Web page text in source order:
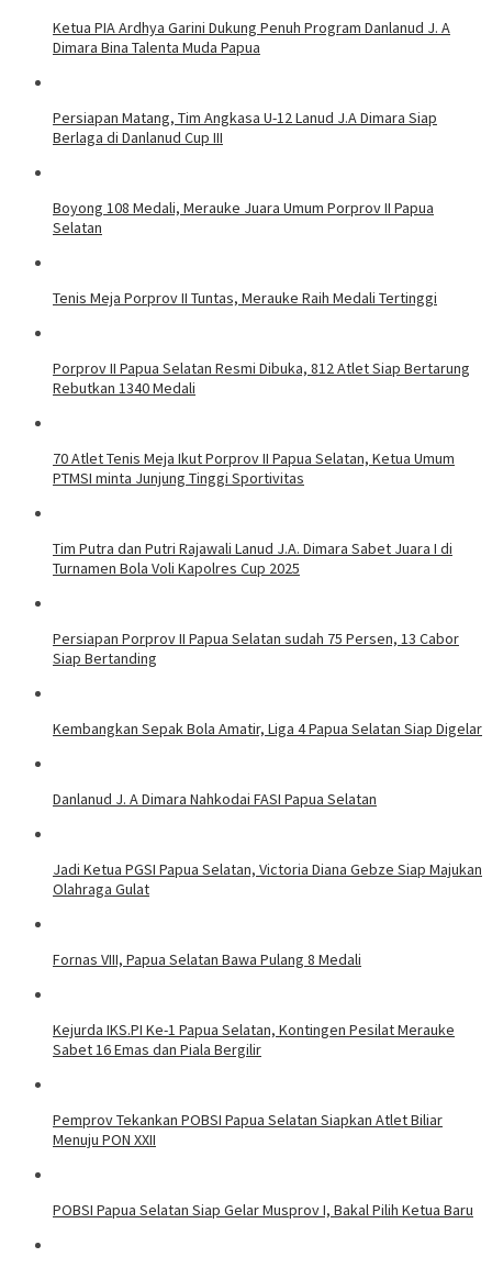
Ketua PIA Ardhya Garini Dukung Penuh Program Danlanud J. A
Dimara Bina Talenta Muda Papua
Persiapan Matang, Tim Angkasa U-12 Lanud J.A Dimara Siap
Berlaga di Danlanud Cup III
Boyong 108 Medali, Merauke Juara Umum Porprov II Papua
Selatan
Tenis Meja Porprov II Tuntas, Merauke Raih Medali Tertinggi
Porprov II Papua Selatan Resmi Dibuka, 812 Atlet Siap Bertarung
Rebutkan 1340 Medali
70 Atlet Tenis Meja Ikut Porprov II Papua Selatan, Ketua Umum
PTMSI minta Junjung Tinggi Sportivitas
Tim Putra dan Putri Rajawali Lanud J.A. Dimara Sabet Juara I di
Turnamen Bola Voli Kapolres Cup 2025
Persiapan Porprov II Papua Selatan sudah 75 Persen, 13 Cabor
Siap Bertanding
Kembangkan Sepak Bola Amatir, Liga 4 Papua Selatan Siap Digelar
Danlanud J. A Dimara Nahkodai FASI Papua Selatan
Jadi Ketua PGSI Papua Selatan, Victoria Diana Gebze Siap Majukan
Olahraga Gulat
Fornas VIII, Papua Selatan Bawa Pulang 8 Medali
Kejurda IKS.PI Ke-1 Papua Selatan, Kontingen Pesilat Merauke
Sabet 16 Emas dan Piala Bergilir
Pemprov Tekankan POBSI Papua Selatan Siapkan Atlet Biliar
Menuju PON XXII
POBSI Papua Selatan Siap Gelar Musprov I, Bakal Pilih Ketua Baru